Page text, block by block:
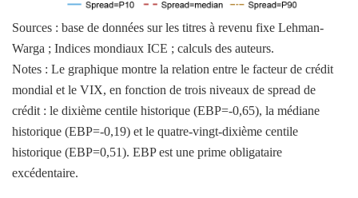
Sources : base de données sur les titres à revenu fixe Lehman-
Warga ; Indices mondiaux ICE ; calculs des auteurs.
Notes : Le graphique montre la relation entre le facteur de crédit
mondial et le VIX, en fonction de trois niveaux de spread de
crédit : le dixième centile historique (EBP=-0,65), la médiane
historique (EBP=-0,19) et le quatre-vingt-dixième centile
historique (EBP=0,51). EBP est une prime obligataire
excédentaire.